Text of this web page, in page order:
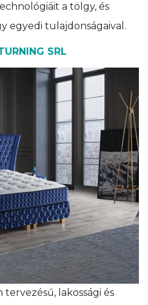
a tölgy, és
egyedi tulajdonságaival.
SRL
lakossági és